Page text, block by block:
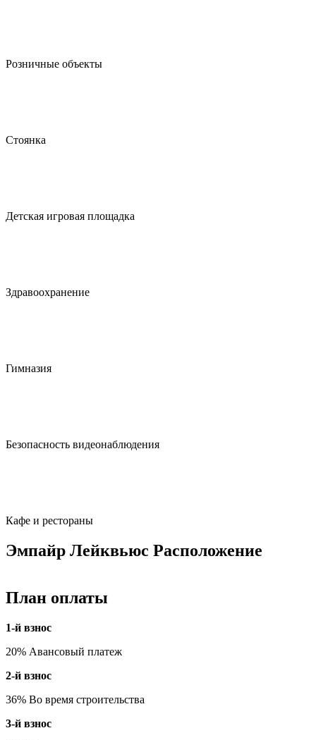
Розничные объекты
Стоянка
Детская игровая площадка
Здравоохранение
Гимназия
Безопасность видеонаблюдения
Кафе и рестораны
Эмпайр Лейквьюс Расположение
План оплаты
1-й взнос
20% Авансовый платеж
2-й взнос
36% Во время строительства
3-й взнос